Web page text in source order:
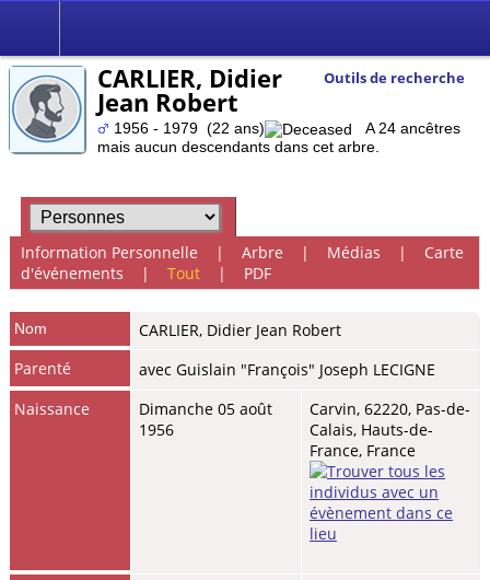
Outils de recherche
CARLIER, Didier
Jean Robert
1956 - 1979 (22 ans)
A 24 ancêtres
mais aucun descendants dans cet arbre.
Information Personnelle | Arbre | Médias | Carte
d'événements | Tout| PDF
Nom CARLIER, Didier Jean Robert
Parenté
avec Guislain "François" Joseph LECIGNE
Naissance
Dimanche 05 août
1956
Carvin, 62220, Pas-de-
Calais, Hauts-de-
France, France